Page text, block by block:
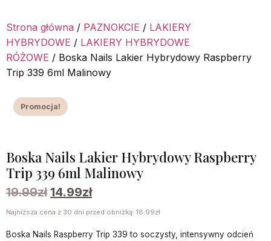
Strona główna / PAZNOKCIE / LAKIERY
HYBRYDOWE / LAKIERY HYBRYDOWE
RÓŻOWE / Boska Nails Lakier Hybrydowy Raspberry
Trip 339 6ml Malinowy
Promocja!
Boska Nails Lakier Hybrydowy Raspberry
Trip 339 6ml Malinowy
19.99zł 14.99zł
Najniższa cena z 30 dni przed obniżką: 18.99zł
Boska Nails Raspberry Trip 339 to soczysty, intensywny odcień